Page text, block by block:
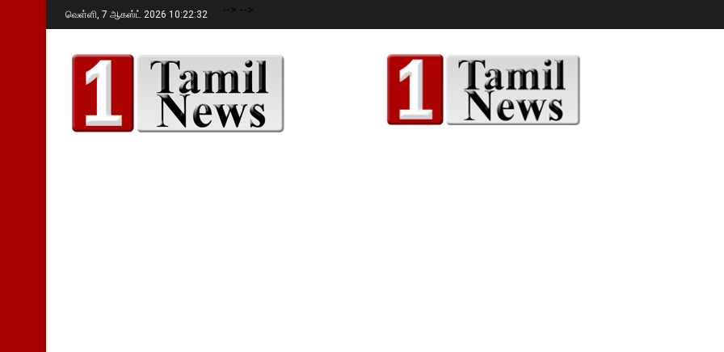
வெள்ளி, 7 ஆகஸ்ட் 2026 10:22:33 --> -->